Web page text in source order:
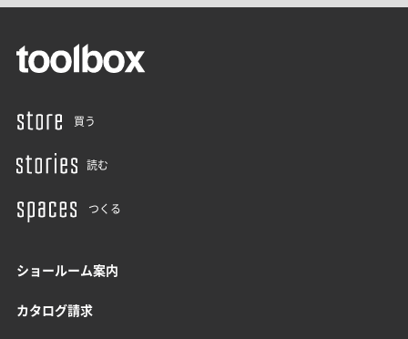
買う
読む
つくる
ショールーム案内
カタログ請求